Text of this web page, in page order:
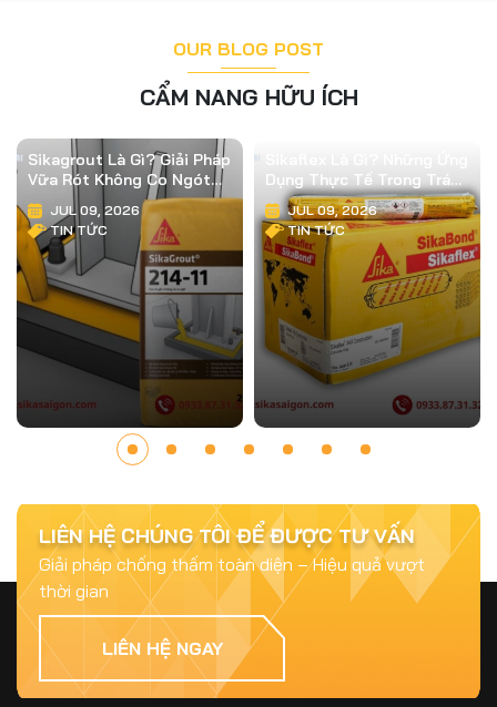
OUR BLOG POST
CẨM NANG HỮU ÍCH
Sikagrout Là Gì? Giải Pháp
Vữa Rót Không Co Ngót
Cho Công Trình Hiện Đại
JUL 09, 2026
TIN TỨC
Dụng Thực Tế Trong Trám
Khe Và Chống Thấm Công
TrìnhJUL 09, 2026
TIN TỨC
LIÊN HỆ CHÚNG TÔI ĐỂ ĐƯỢC TƯ VẤN
Giải pháp chống thấm toàn diện – Hiệu quả vượt
thời gian
LIÊN HỆ NGAY
Top 5 Vật Liệu Chống Thấm Phổ Biến và
Hiệu Quả Nhất 2025
Jul 15, 2025
Chống Thấm Cần Được Quan Tâm Như Thế
Nào? – Bài Học Từ Những Công Trình Bị Hư
Hại